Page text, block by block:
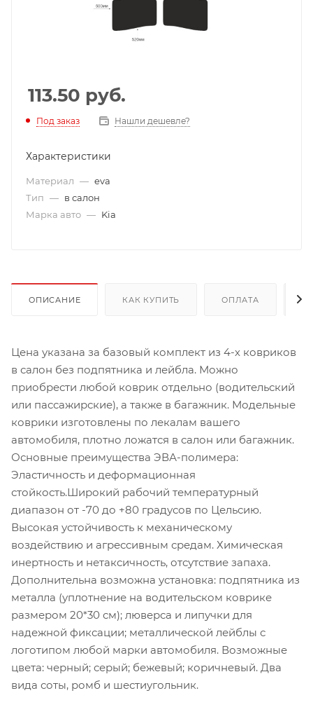
113.50 руб.
Под заказ Нашли дешевле?
Характеристики
Материал — eva
Тип — в салон
Марка авто — Kia
ОПИСАНИЕ КАК КУПИТЬ ОПЛАТА
Цена указана за базовый комплект из 4-х ковриков
в салон без подпятника и лейбла. Можно
приобрести любой коврик отдельно (водительский
или пассажирские), а также в багажник. Модельные
коврики изготовлены по лекалам вашего
автомобиля, плотно ложатся в салон или багажник.
Основные преимущества ЭВА-полимера:
Эластичность и деформационная
стойкость.Широкий рабочий температурный
диапазон от -70 до +80 градусов по Цельсию.
Высокая устойчивость к механическому
воздействию и агрессивным средам. Химическая
инертность и нетаксичность, отсутствие запаха.
Дополнительна возможна установка: подпятника из
металла (уплотнение на водительском коврике
размером 20*30 см); люверса и липучки для
надежной фиксации; металлической лейблы с
логотипом любой марки автомобиля. Возможные
цвета: черный; серый; бежевый; коричневый. Два
вида соты, ромб и шестиугольник.